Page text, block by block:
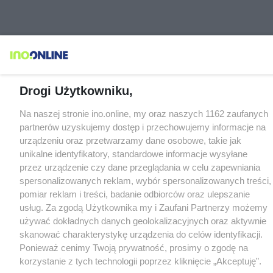
Drogi Użytkowniku,
Na naszej stronie ino.online, my oraz naszych 1162 zaufanych
partnerów uzyskujemy dostęp i przechowujemy informacje na
urządzeniu oraz przetwarzamy dane osobowe, takie jak
unikalne identyfikatory, standardowe informacje wysyłane
przez urządzenie czy dane przeglądania w celu zapewniania
spersonalizowanych reklam, wybór spersonalizowanych treści,
pomiar reklam i treści, badanie odbiorców oraz ulepszanie
usług. Za zgodą Użytkownika my i Zaufani Partnerzy możemy
używać dokładnych danych geolokalizacyjnych oraz aktywnie
skanować charakterystykę urządzenia do celów identyfikacji.
Ponieważ cenimy Twoją prywatność, prosimy o zgodę na
korzystanie z tych technologii poprzez kliknięcie „Akceptuję”.